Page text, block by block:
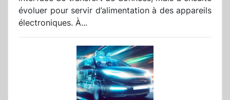
évoluer pour servir d’alimentation à des appareils
électroniques. À...